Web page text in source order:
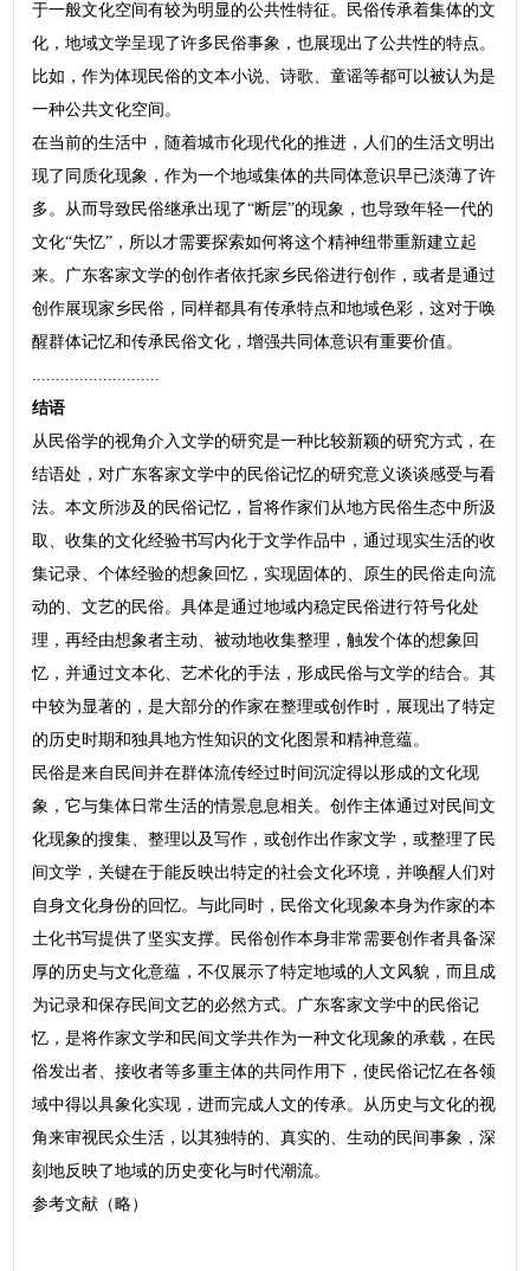
于一般文化空间有较为明显的公共性特征。民俗传承着集体的文
化，地域文学呈现了许多民俗事象，也展现出了公共性的特点。
比如，作为体现民俗的文本小说、诗歌、童谣等都可以被认为是
一种公共文化空间。
在当前的生活中，随着城市化现代化的推进，人们的生活文明出
现了同质化现象，作为一个地域集体的共同体意识早已淡薄了许
多。从而导致民俗继承出现了“断层”的现象，也导致年轻一代的
文化“失忆”，所以才需要探索如何将这个精神纽带重新建立起
来。广东客家文学的创作者依托家乡民俗进行创作，或者是通过
创作展现家乡民俗，同样都具有传承特点和地域色彩，这对于唤
醒群体记忆和传承民俗文化，增强共同体意识有重要价值。
...........................
结语
从民俗学的视角介入文学的研究是一种比较新颖的研究方式，在
结语处，对广东客家文学中的民俗记忆的研究意义谈谈感受与看
法。本文所涉及的民俗记忆，旨将作家们从地方民俗生态中所汲
取、收集的文化经验书写内化于文学作品中，通过现实生活的收
集记录、个体经验的想象回忆，实现固体的、原生的民俗走向流
动的、文艺的民俗。具体是通过地域内稳定民俗进行符号化处
理，再经由想象者主动、被动地收集整理，触发个体的想象回
忆，并通过文本化、艺术化的手法，形成民俗与文学的结合。其
中较为显著的，是大部分的作家在整理或创作时，展现出了特定
的历史时期和独具地方性知识的文化图景和精神意蕴。
民俗是来自民间并在群体流传经过时间沉淀得以形成的文化现
象，它与集体日常生活的情景息息相关。创作主体通过对民间文
化现象的搜集、整理以及写作，或创作出作家文学，或整理了民
间文学，关键在于能反映出特定的社会文化环境，并唤醒人们对
自身文化身份的回忆。与此同时，民俗文化现象本身为作家的本
土化书写提供了坚实支撑。民俗创作本身非常需要创作者具备深
厚的历史与文化意蕴，不仅展示了特定地域的人文风貌，而且成
为记录和保存民间文艺的必然方式。广东客家文学中的民俗记
忆，是将作家文学和民间文学共作为一种文化现象的承载，在民
俗发出者、接收者等多重主体的共同作用下，使民俗记忆在各领
域中得以具象化实现，进而完成人文的传承。从历史与文化的视
角来审视民众生活，以其独特的、真实的、生动的民间事象，深
刻地反映了地域的历史变化与时代潮流。
参考文献（略）